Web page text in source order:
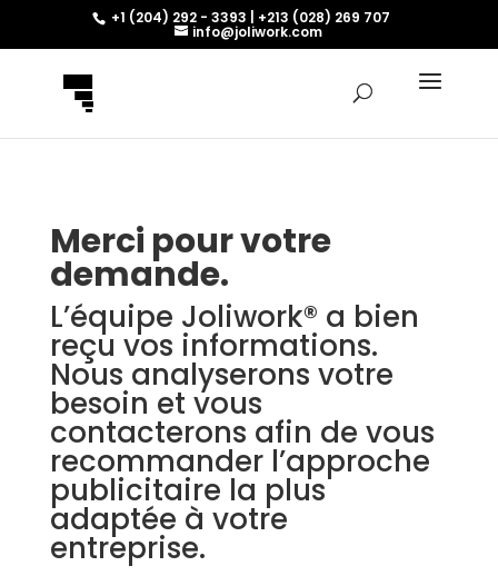
+1 (204) 292 - 3393 | +213 (028) 269 707
info@joliwork.com
Merci pour votre
demande.
L’équipe Joliwork® a bien
reçu vos informations.
Nous analyserons votre
besoin et vous
contacterons afin de vous
recommander l’approche
publicitaire la plus
adaptée à votre
entreprise.